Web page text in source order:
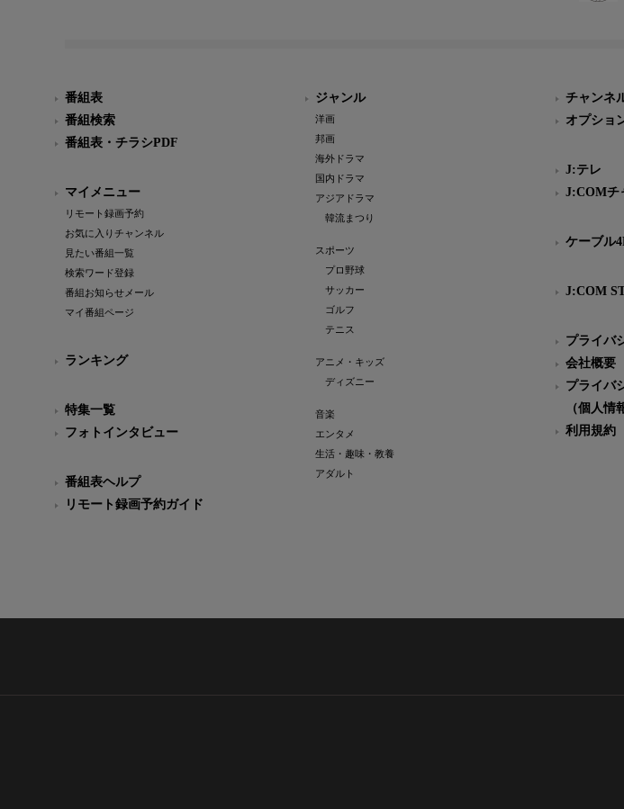
番組表
番組検索
番組表・チラシPDF
マイメニュー
リモート録画予約
お気に入りチャンネル
見たい番組一覧
検索ワード登録
番組お知らせメール
マイ番組ページ
ランキング
特集一覧
フォトインタビュー
番組表ヘルプ
リモート録画予約ガイド
ジャンル
洋画
邦画
海外ドラマ
国内ドラマ
アジアドラマ
韓流まつり
スポーツ
プロ野球
サッカー
ゴルフ
テニス
アニメ・キッズ
ディズニー
音楽
エンタメ
生活・趣味・教養
アダルト
チャンネ
オプショ
J:テレ
J:COMチ
ケーブル
J:COM
プライバ
会社概要
プライバ
（個人情
利用規約